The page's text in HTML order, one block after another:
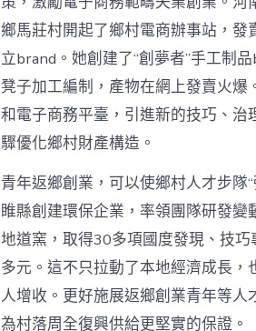
鄉馬莊村開起了鄉村電商辦事站，
立brand。她創建了“創夢者”手工制
凳子加工編制，產物在網上發賣火
和電子商務平臺，引進新的技巧、
驟優化鄉村財產構造。
青年返鄉創業，可以使鄉村人才步隊
睢縣創建環保企業，率領團隊研發變
地道窯，取得30多項國度發現、技
多元。這不只拉動了本地經濟成長
人增收。更好施展返鄉創業青年等
為村落周全復興供給更堅實的保證。